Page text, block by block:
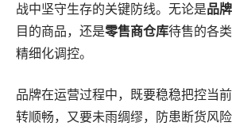
战中坚守生存的关键防线。无论是品
目的商品，还是零售商仓库待售的各
精细化调控。
品牌在运营过程中，既要稳稳把控当
转顺畅，又要未雨绸缪，防患断货风